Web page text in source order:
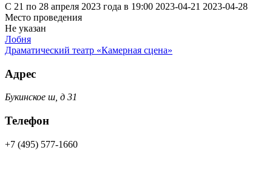
С 21 по 28 апреля 2023 года в 19:00 2023-04-21 2023-04-28
Место проведения
Не указан
Лобня
Драматический театр «Камерная сцена»
Адрес
Букинское ш, д 31
Телефон
+7 (495) 577-1660